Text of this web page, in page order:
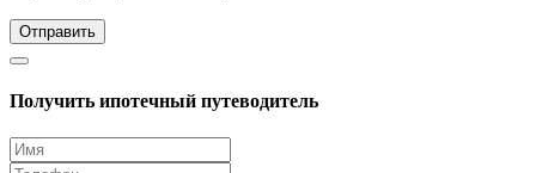
Отправить
Получить ипотечный путеводитель